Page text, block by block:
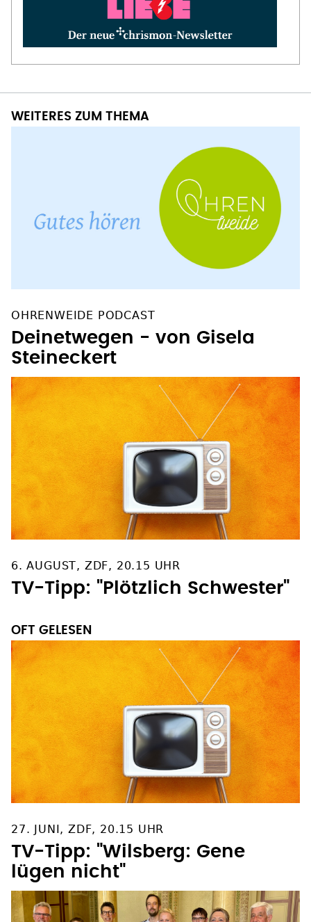
WEITERES ZUM THEMA
OHRENWEIDE PODCAST
Deinetwegen - von Gisela
Steineckert
6. AUGUST, ZDF, 20.15 UHR
TV-Tipp: "Plötzlich Schwester"
OFT GELESEN
27. JUNI, ZDF, 20.15 UHR
TV-Tipp: "Wilsberg: Gene
lügen nicht"